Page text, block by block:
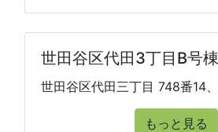
世田谷区代田3丁目B号
世田谷区代田三丁目 748番14
もっと見る